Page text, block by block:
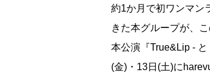
約1か月で初ワンマン
きた本グループが、
本公演『True&Lip -
(金)・13日(土)に